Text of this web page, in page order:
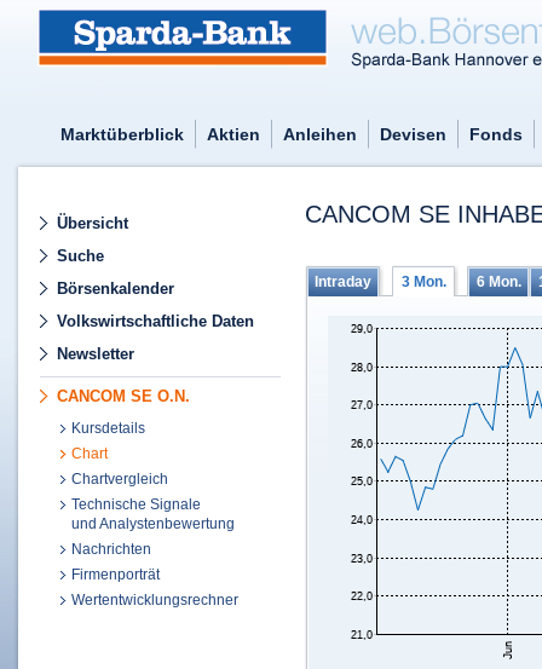
Marktüberblick Aktien Anleihen Devisen Fonds
Übersicht
Suche
Börsenkalender
Volkswirtschaftliche Daten
Newsletter
CANCOM SE O.N.
Kursdetails
Chart
Chartvergleich
Technische Signale
und Analystenbewertung
Nachrichten
Firmenporträt
Wertentwicklungsrechner
CANCOM SE
Intraday 3 Mon. 6 Mon.